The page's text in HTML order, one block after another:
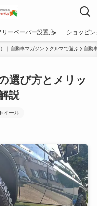
リーペーパー設置店 ショッピン
｜自動車マガジン クルマで遊ぶ 自動
選び方とメリッ
説
イール